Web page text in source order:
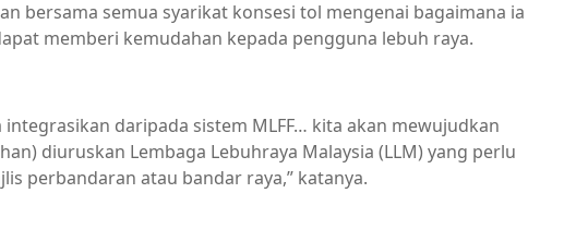
bersama semua syarikat konsesi tol mengenai bagaimana ia
memberi kemudahan kepada pengguna lebuh raya.
integrasikan daripada sistem MLFF… kita akan mewujudkan
diuruskan Lembaga Lebuhraya Malaysia (LLM) yang perlu
perbandaran atau bandar raya,” katanya.